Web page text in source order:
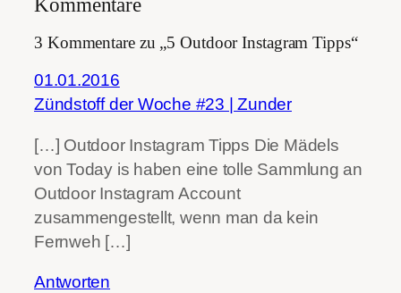
Kommentare
3 Kommentare zu „5 Outdoor Instagram Tipps“
01.01.2016
Zündstoff der Woche #23 | Zunder
[…] Outdoor Instagram Tipps Die Mädels
von Today is haben eine tolle Sammlung an
Outdoor Instagram Account
zusammengestellt, wenn man da kein
Fernweh […]
Antworten